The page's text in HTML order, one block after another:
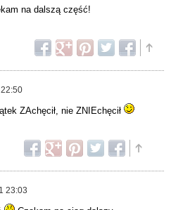
na dalszą część!
ZAchęcił, nie ZNIEchęcił
23:03